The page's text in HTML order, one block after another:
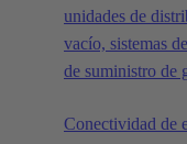
unidades de
vacío, sistemas
de suministro de
Conectividad de